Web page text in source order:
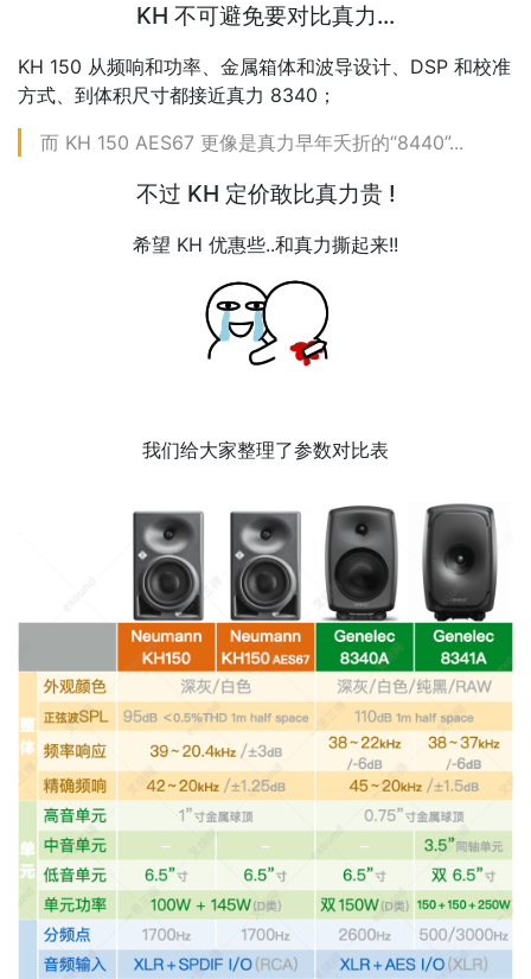
KH 不可避免要对比真力...
KH 150 从频响和功率、金属箱体和波导设计、DSP 和校准
方式、到体积尺寸都接近真力 8340；
而 KH 150 AES67 更像是真力早年夭折的“8440”...
不过 KH 定价敢比真力贵 !
希望 KH 优惠些..和真力撕起来!!
我们给大家整理了参数对比表